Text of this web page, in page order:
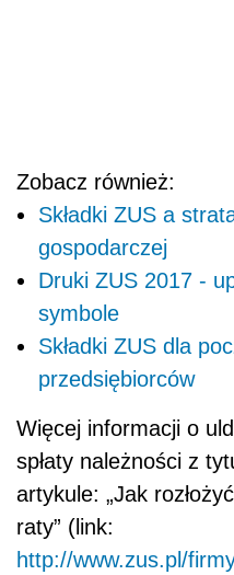
Zobacz również:
Składki ZUS a
gospodarczej
Druki ZUS 2017 -
symbole
Składki ZUS dla
przedsiębiorców
Więcej informacji o
spłaty należności z
artykule: „Jak
raty” (link:
http://www.zus.pl/